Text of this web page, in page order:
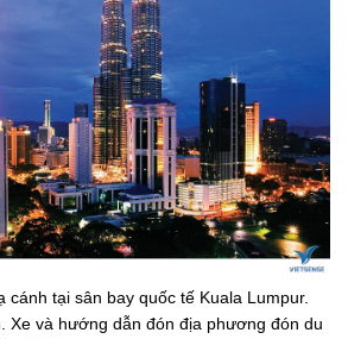
cánh tại sân bay quốc tế Kuala Lumpur.
Xe và hướng dẫn đón địa phương đón du